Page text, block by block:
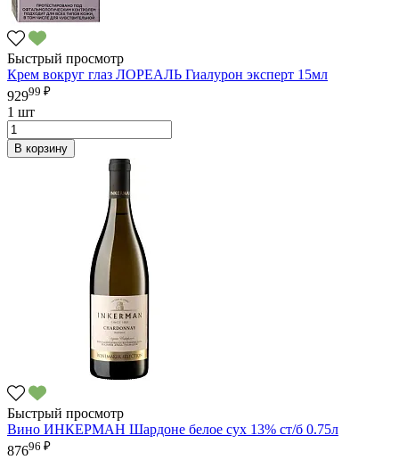
Быстрый просмотр
Крем вокруг глаз ЛОРЕАЛЬ Гиалурон эксперт 15мл
92999 ₽
1 шт
В корзину
Быстрый просмотр
Вино ИНКЕРМАН Шардоне белое сух 13% ст/б 0.75л
87696 ₽